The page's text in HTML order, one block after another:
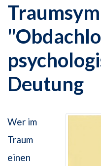
Deutung
Wer im
Traum
einen